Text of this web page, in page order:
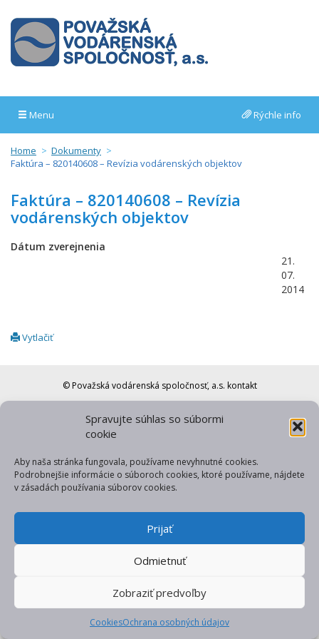
Spravujte súhlas so súbormi
cookie
Aby naša stránka fungovala, používame nevyhnutné cookies.
Podrobnejšie informácie o súboroch cookies, ktoré používame, nájdete
v zásadách používania súborov cookies.
Prijať
Odmietnuť
Zobraziť predvoľby
CookiesOchrana osobných údajov
Menu Rýchle info
Home
Dokumenty
Faktúra – 820140608 – Revízia vodárenských objektov
Faktúra – 820140608 – Revízia
vodárenských objektov
Dátum zverejnenia
21.
07.
2014
Vytlačiť
© Považská vodárenská spoločnosť, a.s. kontakt